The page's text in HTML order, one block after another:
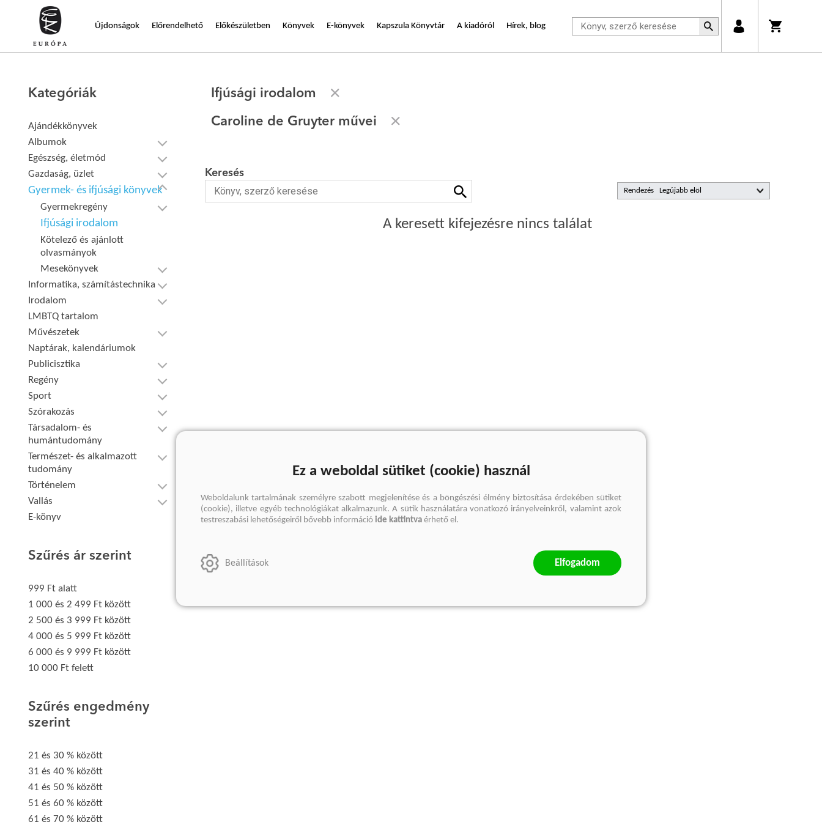
Újdonságok Előrendelhető Előkészületben Könyvek E-könyvek Kapszula Könyvtár A kiadóról Hírek, blog
Kategóriák
Ajándékkönyvek
Albumok
Egészség, életmód
Gazdaság, üzlet
Gyermek- és ifjúsági könyvek
Gyermekregény
Ifjúsági irodalom
Kötelező és ajánlott
olvasmányok
Mesekönyvek
Informatika, számítástechnika
Irodalom
LMBTQ tartalom
Művészetek
Naptárak, kalendáriumok
Publicisztika
Regény
Sport
Szórakozás
Társadalom- és
humántudomány
Természet- és alkalmazott
tudomány
Történelem
Vallás
E-könyv
Szűrés ár szerint
999 Ft alatt
1 000 és 2 499 Ft között
2 500 és 3 999 Ft között
4 000 és 5 999 Ft között
6 000 és 9 999 Ft között
10 000 Ft felett
Szűrés engedmény
szerint
21 és 30 % között
31 és 40 % között
41 és 50 % között
51 és 60 % között
61 és 70 % között
Ifjúsági irodalom
Caroline de Gruyter művei
Rendezés
Keresés
A keresett kifejezésre nincs találat
Ez a weboldal sütiket (cookie) használ
Weboldalunk tartalmának személyre szabott megjelenítése és a böngészési élmény biztosítása érdekében sütiket
(cookie), illetve egyéb technológiákat alkalmazunk. A sütik használatára vonatkozó irányelveinkről, valamint azok
testreszabási lehetőségeiről bővebb információ ide kattintva érhető el.
Beállítások Elfogadom